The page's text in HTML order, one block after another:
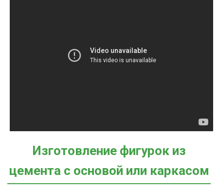
Изготовление фигурок из
цемента с основой или каркасом